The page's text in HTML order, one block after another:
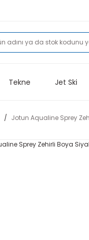
Tekne Jet Ski
Jotun Aqualine Sprey